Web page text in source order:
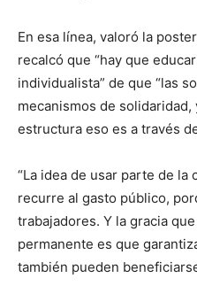
En esa línea, valoró la
recalcó que “hay que
individualista” de que “las
mecanismos de solidaridad,
estructura eso es a través
“La idea de usar parte de
recurre al gasto público,
trabajadores. Y la gracia
permanente es que
también pueden